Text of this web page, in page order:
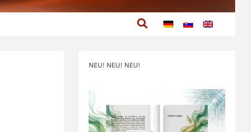
Suchen
NEU! NEU! NEU!